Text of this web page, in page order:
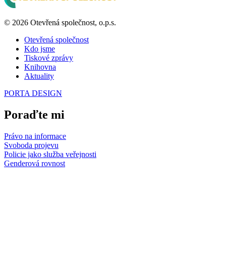
© 2026 Otevřená společnost, o.p.s.
Otevřená společnost
Kdo jsme
Tiskové zprávy
Knihovna
Aktuality
PORTA DESIGN
Poraďte mi
Právo na informace
Svoboda projevu
Policie jako služba veřejnosti
Genderová rovnost